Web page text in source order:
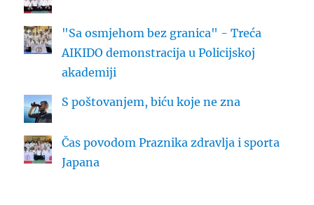
"Sa osmjehom bez granica" - Treća
AIKIDO demonstracija u Policijskoj
akademiji
S poštovanjem, biću koje ne zna
Čas povodom Praznika zdravlja i sporta
Japana